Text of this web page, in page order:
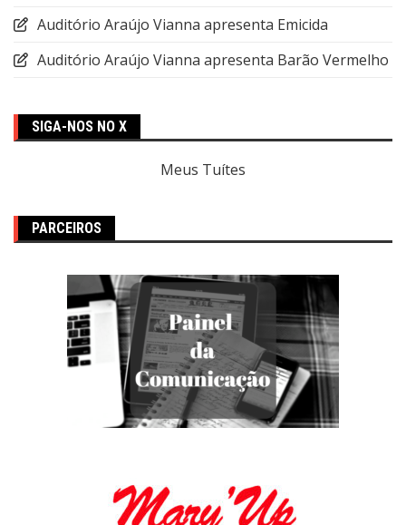
Auditório Araújo Vianna apresenta Emicida
Auditório Araújo Vianna apresenta Barão Vermelho
SIGA-NOS NO X
Meus Tuítes
PARCEIROS